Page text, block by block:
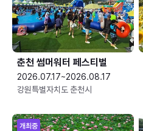
춘천 썸머워터 페스티벌
2026.07.17~2026.08.17
강원특별자치도 춘천시
개최중